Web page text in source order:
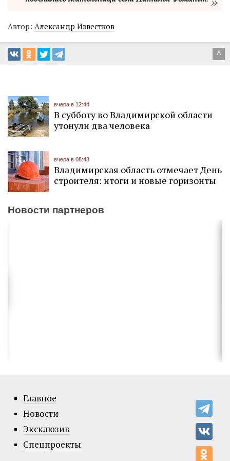
Автор: Александр Известков
^
вчера в 12:44
В субботу во Владимирской области
утонули два человека
вчера в 08:48
Владимирская область отмечает День
строителя: итоги и новые горизонты
Новости партнеров
Главное
Новости
Эксклюзив
Спецпроекты